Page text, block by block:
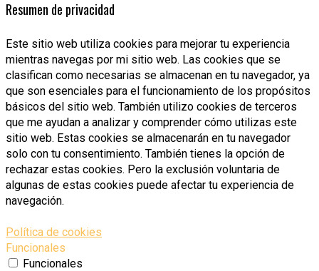
Resumen de privacidad
Este sitio web utiliza cookies para mejorar tu experiencia
mientras navegas por mi sitio web. Las cookies que se
clasifican como necesarias se almacenan en tu navegador, ya
que son esenciales para el funcionamiento de los propósitos
básicos del sitio web. También utilizo cookies de terceros
que me ayudan a analizar y comprender cómo utilizas este
sitio web. Estas cookies se almacenarán en tu navegador
solo con tu consentimiento. También tienes la opción de
rechazar estas cookies. Pero la exclusión voluntaria de
algunas de estas cookies puede afectar tu experiencia de
navegación.
Política de cookies
Funcionales
Funcionales